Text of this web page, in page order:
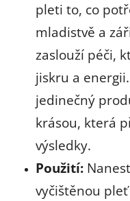
pleti to, co
mladistvě a
zaslouží péči,
jiskru a
jedinečný
krásou, která
výsledky.
Použití:
vyčištěnou